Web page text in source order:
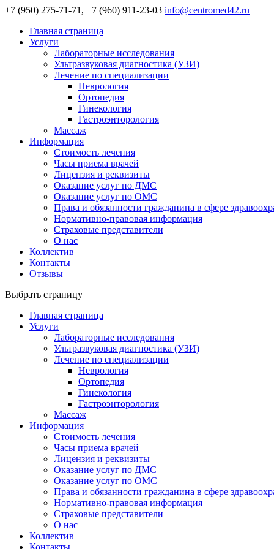
+7 (950) 275-71-71, +7 (960) 911-23-03 info@centromed42.ru
Главная страница
Услуги
Лабораторные исследования
Ультразвуковая диагностика (УЗИ)
Лечение по специализации
Неврология
Ортопедия
Гинекология
Гастроэнторология
Массаж
Информация
Стоимость лечения
Часы приема врачей
Лицензия и реквизиты
Оказание услуг по ДМС
Оказание услуг по ОМС
Права и обязанности гражданина в сфере
Нормативно-правовая информация
Страховые представители
О нас
Коллектив
Контакты
Отзывы
Выбрать страницу
Главная страница
Услуги
Лабораторные исследования
Ультразвуковая диагностика (УЗИ)
Лечение по специализации
Неврология
Ортопедия
Гинекология
Гастроэнторология
Массаж
Информация
Стоимость лечения
Часы приема врачей
Лицензия и реквизиты
Оказание услуг по ДМС
Оказание услуг по ОМС
Права и обязанности гражданина в сфере
Нормативно-правовая информация
Страховые представители
О нас
Коллектив
Контакты